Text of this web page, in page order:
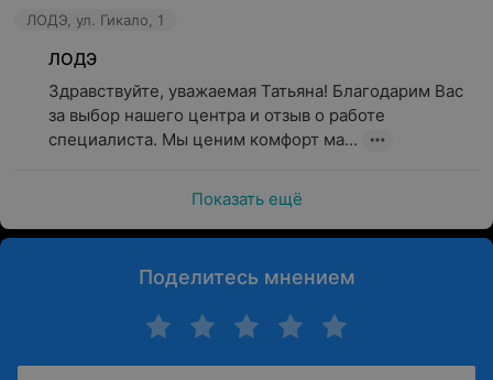
ЛОДЭ, ул. Гикало, 1
ЛОДЭ
Здравствуйте, уважаемая Татьяна! Благодарим Вас
за выбор нашего центра и отзыв о работе
специалиста. Мы ценим комфорт ма...
Показать ещё
Поделитесь мнением